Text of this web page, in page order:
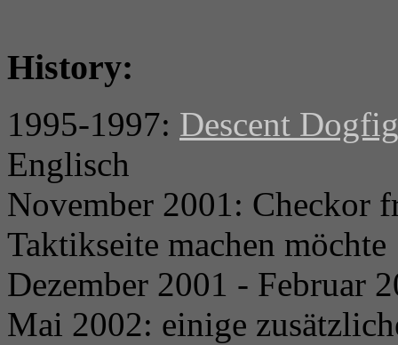
History:
1995-1997: Descent
Englisch
November 2001: Checkor
Taktikseite machen möchte
Dezember 2001 - Februar
Mai 2002: einige